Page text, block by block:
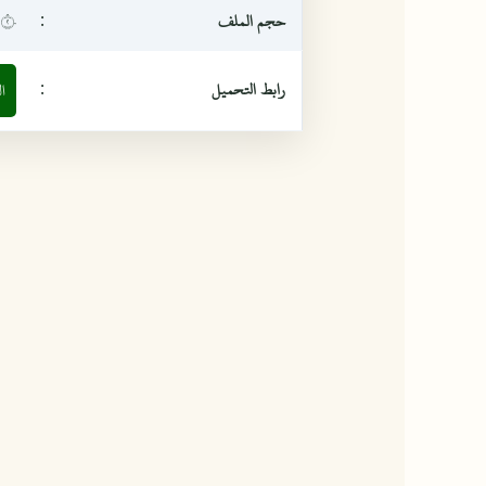
حجم الملف
: ٢٠ ميغابيت
رابط التحميل :